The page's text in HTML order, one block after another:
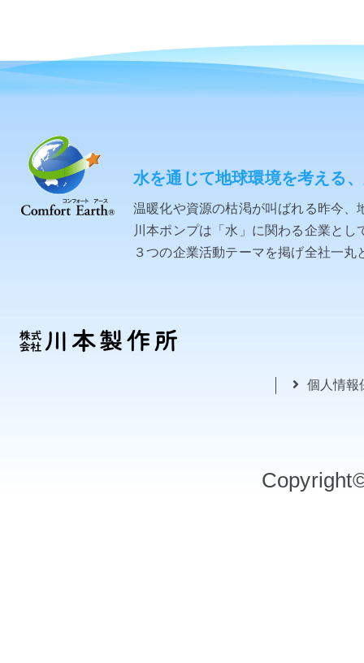
水を通じて地球環境を考える
温暖化や資源の枯渇が叫ばれる昨今
川本ポンプは「水」に関わる企業と
３つの企業活動テーマを掲げ全社一
個人情報